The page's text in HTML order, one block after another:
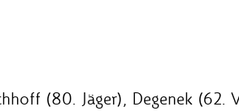
(80. Jäger), Degenek (62.